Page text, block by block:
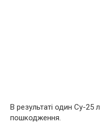
В результаті один Су-25
пошкодження.